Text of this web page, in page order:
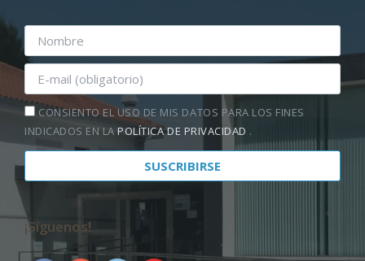
CONSIENTO EL USO DE MIS DATOS PARA LOS FINES
INDICADOS EN LAPOLÍTICA DE PRIVACIDAD .
¡Síguenos!